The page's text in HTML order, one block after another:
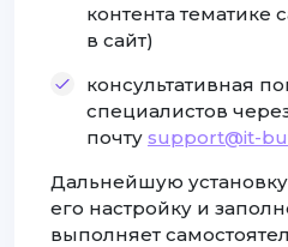
контента тематике
в сайт)
консультативная
специалистов
почту support@it-
Дальнейшую установку
его настройку и
выполняет